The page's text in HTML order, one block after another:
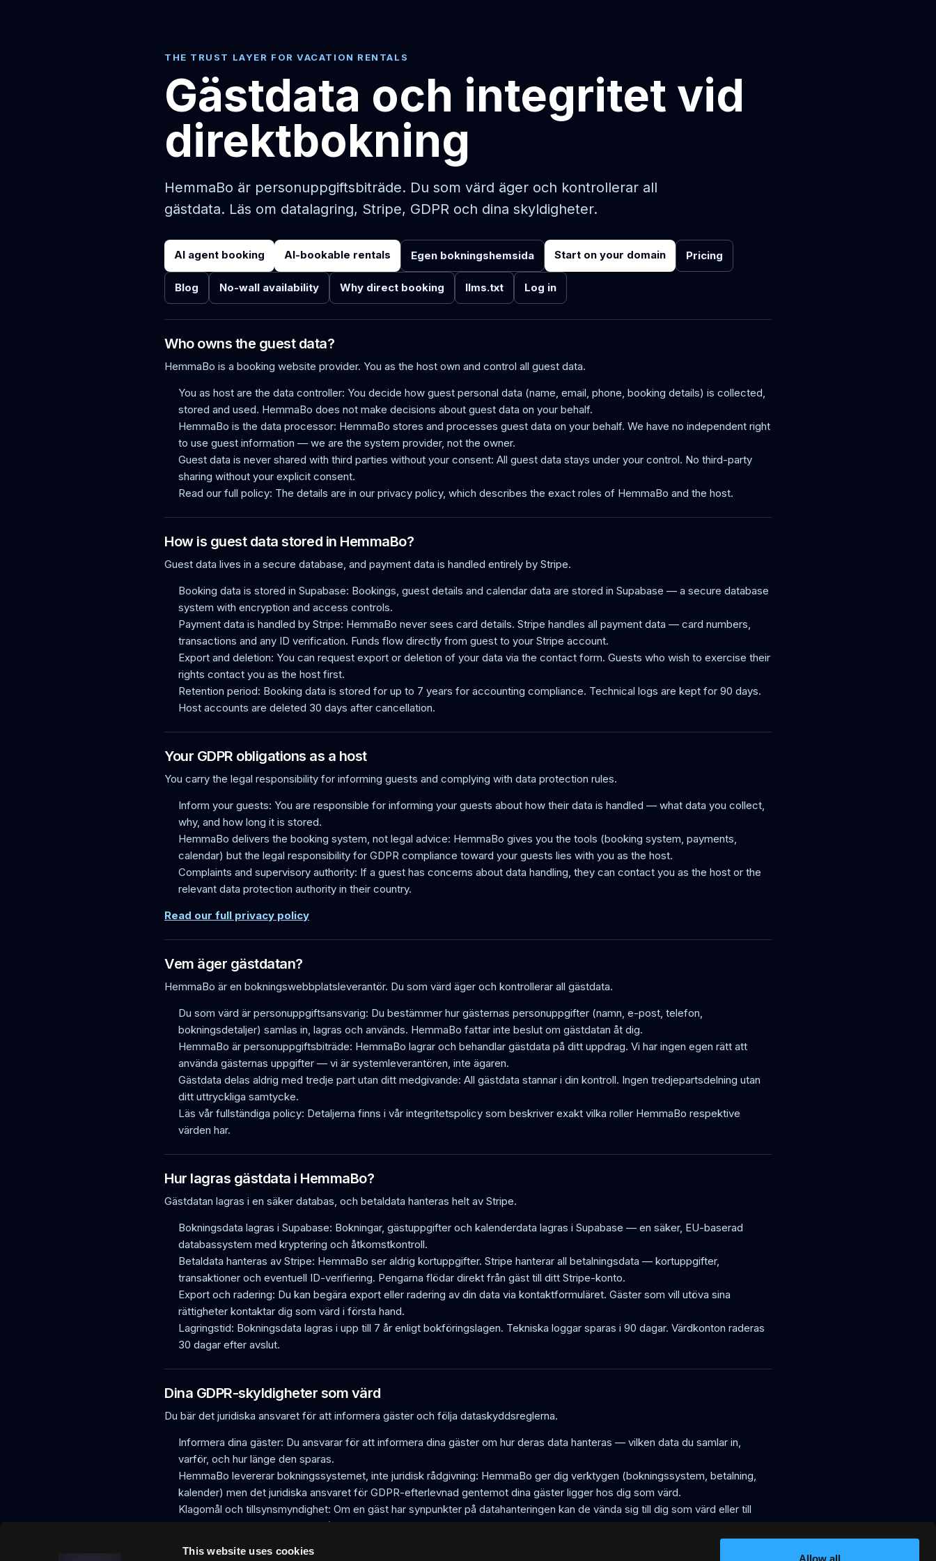
This website uses cookies
Allow all
THE TRUST LAYER FOR VACATION RENTALS
Gästdata och integritet vid
direktbokning
HemmaBo är personuppgiftsbiträde. Du som värd äger och kontrollerar all
gästdata. Läs om datalagring, Stripe, GDPR och dina skyldigheter.
AI agent booking AI-bookable rentals Egen bokningshemsida Start on your domain Pricing
Blog No-wall availability Why direct booking llms.txt Log in
Who owns the guest data?
HemmaBo is a booking website provider. You as the host own and control all guest data.
You as host are the data controller: You decide how guest personal data (name, email, phone, booking details) is collected,
stored and used. HemmaBo does not make decisions about guest data on your behalf.
HemmaBo is the data processor: HemmaBo stores and processes guest data on your behalf. We have no independent right
to use guest information — we are the system provider, not the owner.
Guest data is never shared with third parties without your consent: All guest data stays under your control. No third-party
sharing without your explicit consent.
Read our full policy: The details are in our privacy policy, which describes the exact roles of HemmaBo and the host.
How is guest data stored in HemmaBo?
Guest data lives in a secure database, and payment data is handled entirely by Stripe.
Booking data is stored in Supabase: Bookings, guest details and calendar data are stored in Supabase — a secure database
system with encryption and access controls.
Payment data is handled by Stripe: HemmaBo never sees card details. Stripe handles all payment data — card numbers,
transactions and any ID verification. Funds flow directly from guest to your Stripe account.
Export and deletion: You can request export or deletion of your data via the contact form. Guests who wish to exercise their
rights contact you as the host first.
Retention period: Booking data is stored for up to 7 years for accounting compliance. Technical logs are kept for 90 days.
Host accounts are deleted 30 days after cancellation.
Your GDPR obligations as a host
You carry the legal responsibility for informing guests and complying with data protection rules.
Inform your guests: You are responsible for informing your guests about how their data is handled — what data you collect,
why, and how long it is stored.
HemmaBo delivers the booking system, not legal advice: HemmaBo gives you the tools (booking system, payments,
calendar) but the legal responsibility for GDPR compliance toward your guests lies with you as the host.
Complaints and supervisory authority: If a guest has concerns about data handling, they can contact you as the host or the
relevant data protection authority in their country.
Read our full privacy policy
Vem äger gästdatan?
HemmaBo är en bokningswebbplatsleverantör. Du som värd äger och kontrollerar all gästdata.
Du som värd är personuppgiftsansvarig: Du bestämmer hur gästernas personuppgifter (namn, e-post, telefon,
bokningsdetaljer) samlas in, lagras och används. HemmaBo fattar inte beslut om gästdatan åt dig.
HemmaBo är personuppgiftsbiträde: HemmaBo lagrar och behandlar gästdata på ditt uppdrag. Vi har ingen egen rätt att
använda gästernas uppgifter — vi är systemleverantören, inte ägaren.
Gästdata delas aldrig med tredje part utan ditt medgivande: All gästdata stannar i din kontroll. Ingen tredjepartsdelning utan
ditt uttryckliga samtycke.
Läs vår fullständiga policy: Detaljerna finns i vår integritetspolicy som beskriver exakt vilka roller HemmaBo respektive
värden har.
Hur lagras gästdata i HemmaBo?
Gästdatan lagras i en säker databas, och betaldata hanteras helt av Stripe.
Bokningsdata lagras i Supabase: Bokningar, gästuppgifter och kalenderdata lagras i Supabase — en säker, EU-baserad
databassystem med kryptering och åtkomstkontroll.
Betaldata hanteras av Stripe: HemmaBo ser aldrig kortuppgifter. Stripe hanterar all betalningsdata — kortuppgifter,
transaktioner och eventuell ID-verifiering. Pengarna flödar direkt från gäst till ditt Stripe-konto.
Export och radering: Du kan begära export eller radering av din data via kontaktformuläret. Gäster som vill utöva sina
rättigheter kontaktar dig som värd i första hand.
Lagringstid: Bokningsdata lagras i upp till 7 år enligt bokföringslagen. Tekniska loggar sparas i 90 dagar. Värdkonton raderas
30 dagar efter avslut.
Dina GDPR-skyldigheter som värd
Du bär det juridiska ansvaret för att informera gäster och följa dataskyddsreglerna.
Informera dina gäster: Du ansvarar för att informera dina gäster om hur deras data hanteras — vilken data du samlar in,
varför, och hur länge den sparas.
HemmaBo levererar bokningssystemet, inte juridisk rådgivning: HemmaBo ger dig verktygen (bokningssystem, betalning,
kalender) men det juridiska ansvaret för GDPR-efterlevnad gentemot dina gäster ligger hos dig som värd.
Klagomål och tillsynsmyndighet: Om en gäst har synpunkter på datahanteringen kan de vända sig till dig som värd eller till
Integritetsskyddsmyndigheten (IMY) i Sverige.
Läs vår fullständiga integritetspolicy